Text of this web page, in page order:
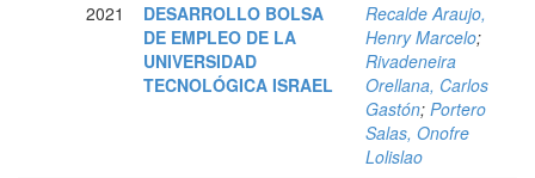
2021
DESARROLLO BOLSA
DE EMPLEO DE LA
UNIVERSIDAD
TECNOLÓGICA ISRAEL
Recalde Araujo,
Henry Marcelo;
Rivadeneira
Orellana, Carlos
Gastón; Portero
Salas, Onofre
Lolislao